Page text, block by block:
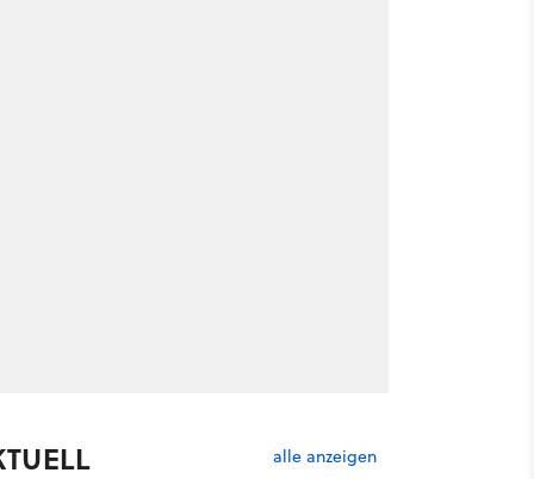
alle anzeigen